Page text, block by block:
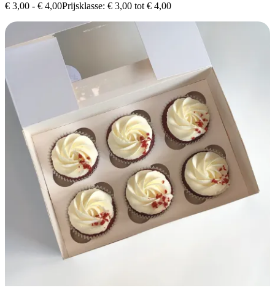
€ 3,00 - € 4,00Prijsklasse: € 3,00 tot € 4,00